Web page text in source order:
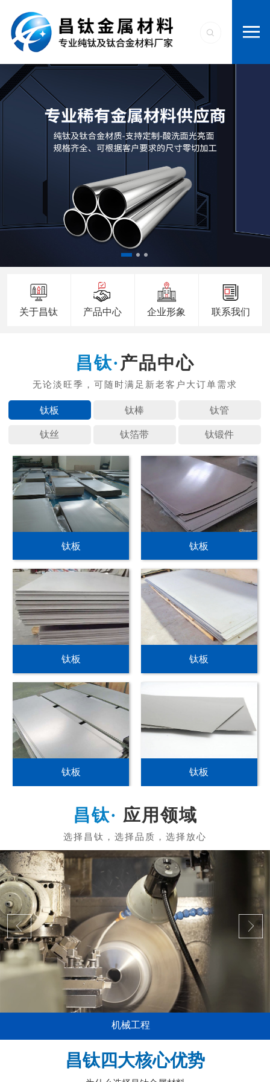
关于昌钛 产品中心 企业形象 联系我们
产品中心
钛板 钛棒 钛管
钛丝 钛箔带 钛锻件
钛板 钛板
钛板 钛板
钛板 钛板
应用领域
机械工程
昌钛四大核心优势